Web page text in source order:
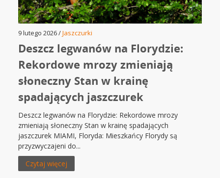
9 lutego 2026 /Jaszczurki
Deszcz legwanów na Florydzie:
Rekordowe mrozy zmieniają
słoneczny Stan w krainę
spadających jaszczurek
Deszcz legwanów na Florydzie: Rekordowe mrozy
zmieniają słoneczny Stan w krainę spadających
jaszczurek MIAMI, Floryda: Mieszkańcy Florydy są
przyzwyczajeni do...
Czytaj więcej